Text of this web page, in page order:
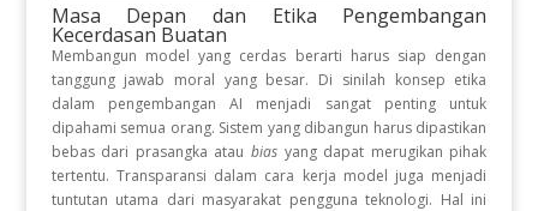
Masa Depan dan Etika Pengembangan
Kecerdasan Buatan
Membangun model yang cerdas berarti harus siap dengan
tanggung jawab moral yang besar. Di sinilah konsep etika
dalam pengembangan AI menjadi sangat penting untuk
dipahami semua orang. Sistem yang dibangun harus dipastikan
bebas dari prasangka atau bias yang dapat merugikan pihak
tertentu. Transparansi dalam cara kerja model juga menjadi
tuntutan utama dari masyarakat pengguna teknologi. Hal ini